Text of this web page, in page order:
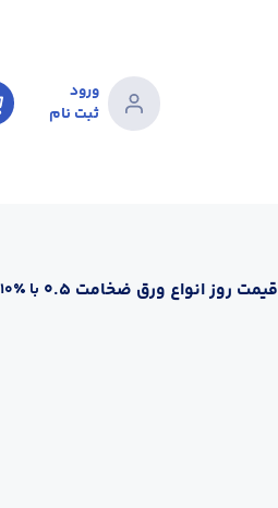
ورود
ثبت نام
قیمت روز انواع ورق ضخامت 0.5 با ٪۱۰ ارزش افزوده